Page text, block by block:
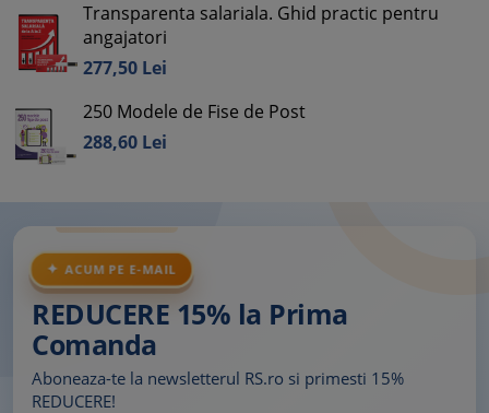
Transparenta salariala. Ghid practic pentru
angajatori
277,50 Lei
250 Modele de Fise de Post
288,60 Lei
ACUM PE E-MAIL
REDUCERE 15% la Prima
Comanda
Aboneaza-te la newsletterul RS.ro si primesti 15%
REDUCERE!